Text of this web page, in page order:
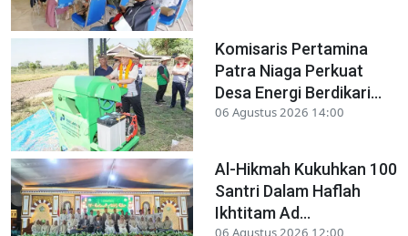
Komisaris Pertamina
Patra Niaga Perkuat
Desa Energi Berdikari...
06 Agustus 2026 14:00
Al-Hikmah Kukuhkan 100
Santri Dalam Haflah
Ikhtitam Ad...
06 Agustus 2026 12:00